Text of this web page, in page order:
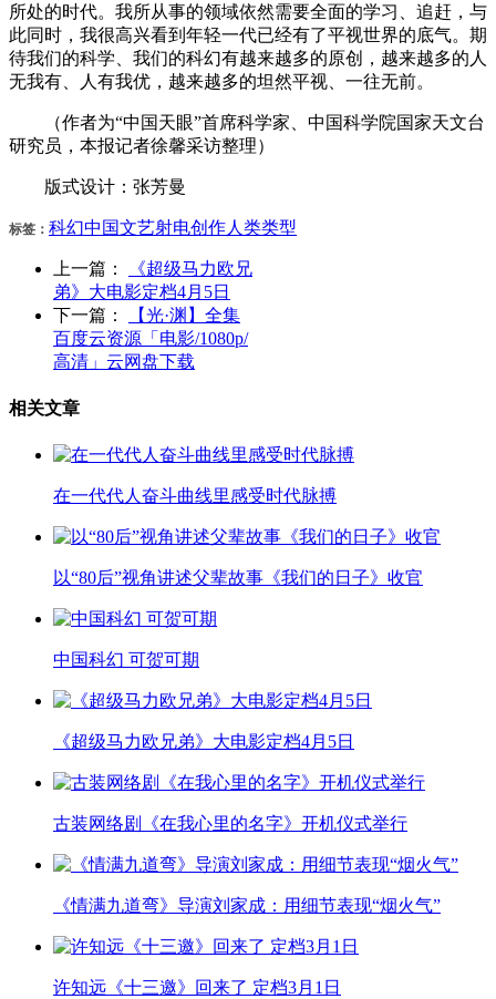
所处的时代。我所从事的领域依然需要全面的学习、追赶，与
此同时，我很高兴看到年轻一代已经有了平视世界的底气。期
待我们的科学、我们的科幻有越来越多的原创，越来越多的人
无我有、人有我优，越来越多的坦然平视、一往无前。
（作者为“中国天眼”首席科学家、中国科学院国家天文台
研究员，本报记者徐馨采访整理）
版式设计：张芳曼
标签： 科幻中国文艺射电创作人类类型
上一篇：
《超级马力欧兄
弟》大电影定档4月5日
下一篇：
【光·渊】全集
百度云资源「电影/1080p/
高清」云网盘下载
相关文章
在一代代人奋斗曲线里感受时代脉搏
以“80后”视角讲述父辈故事《我们的日子》收官
中国科幻 可贺可期
《超级马力欧兄弟》大电影定档4月5日
古装网络剧《在我心里的名字》开机仪式举行
《情满九道弯》导演刘家成：用细节表现“烟火气”
许知远《十三邀》回来了 定档3月1日